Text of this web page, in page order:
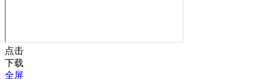
点击
下载
全屏